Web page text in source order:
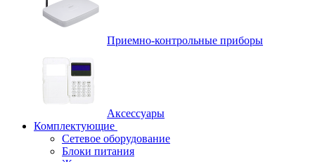
Приемно-контрольные приборы
Аксессуары
Комплектующие
Сетевое оборудование
Блоки питания